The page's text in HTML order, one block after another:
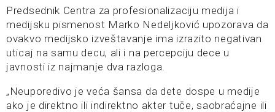
Predsednik Centra za profesionalizaciju medija i
medijsku pismenost Marko Nedeljković upozorava da
ovakvo medijsko izveštavanje ima izrazito negativan
uticaj na samu decu, ali i na percepciju dece u
javnosti iz najmanje dva razloga.
„Neuporedivo je veća šansa da dete dospe u medije
ako je direktno ili indirektno akter tuče, saobraćajne ili